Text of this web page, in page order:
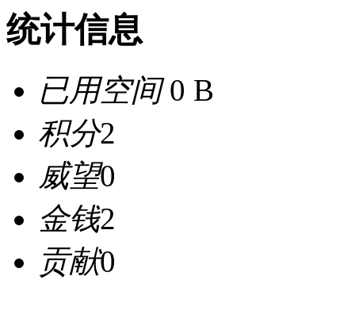
统计信息
已用空间0 B
积分2
威望0
金钱2
贡献0